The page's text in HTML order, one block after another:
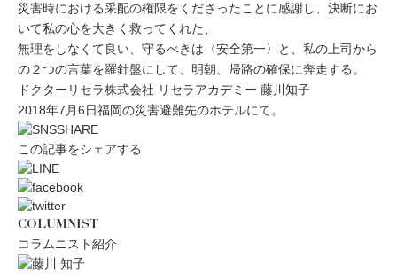
災害時における采配の権限をくださったことに感謝し、決断にお
いて私の心を大きく救ってくれた、
無理をしなくて良い、守るべきは〈安全第一〉と、私の上司から
の２つの言葉を羅針盤にして、明朝、帰路の確保に奔走する。
ドクターリセラ株式会社 リセラアカデミー 藤川知子
2018年7月6日福岡の災害避難先のホテルにて。
この記事をシェアする
COLUMNIST
コラムニスト紹介